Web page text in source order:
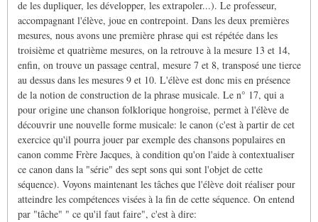
de les dupliquer, les développer, les extrapoler...). Le professeur,
accompagnant l'élève, joue en contrepoint. Dans les deux premières
mesures, nous avons une première phrase qui est répétée dans les
troisième et quatrième mesures, on la retrouve à la mesure 13 et 14,
enfin, on trouve un passage central, mesure 7 et 8, transposé une tierce
au dessus dans les mesures 9 et 10. L'élève est donc mis en présence
de la notion de construction de la phrase musicale. Le n° 17, qui a
pour origine une chanson folklorique hongroise, permet à l'élève de
découvrir une nouvelle forme musicale: le canon (c'est à partir de cet
exercice qu'il pourra jouer par exemple des chansons populaires en
canon comme Frère Jacques, à condition qu'on l'aide à contextualiser
ce canon dans la "série" des sept sons qui sont l'objet de cette
séquence). Voyons maintenant les tâches que l'élève doit réaliser pour
atteindre les compétences visées à la fin de cette séquence. On entend
par "tâche" " ce qu'il faut faire", c'est à dire: